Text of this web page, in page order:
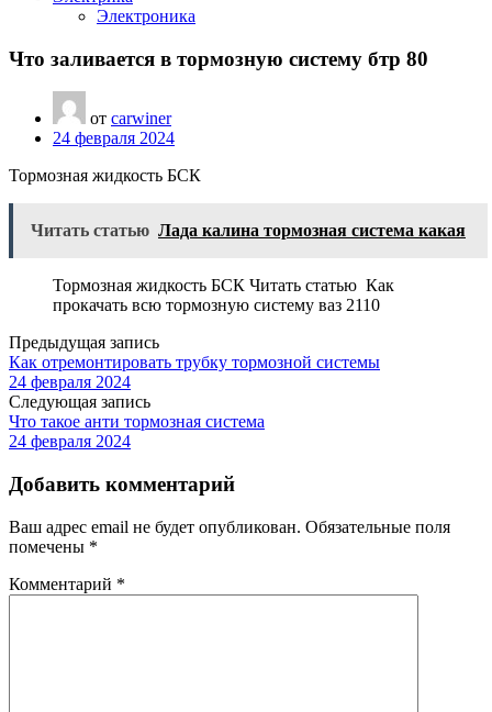
Электроника
Что заливается в тормозную систему бтр 80
от carwiner
24 февраля 2024
Тормозная жидкость БСК
Читать статью Лада калина тормозная система какая
Тормозная жидкость БСК Читать статью Как
прокачать всю тормозную систему ваз 2110
Предыдущая запись
Как отремонтировать трубку тормозной системы
24 февраля 2024
Следующая запись
Что такое анти тормозная система
24 февраля 2024
Добавить комментарий
Ваш адрес email не будет опубликован. Обязательные поля
помечены *
Комментарий *